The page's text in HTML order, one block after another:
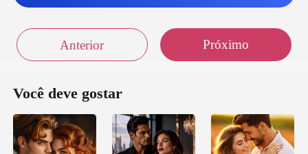
Anterior Próximo
Você deve gostar